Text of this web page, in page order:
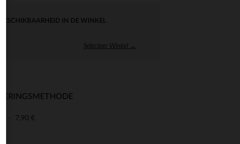
BESCHIKBAARHEID IN DE WINKEL
Selecteer Winkel →
7,90 €